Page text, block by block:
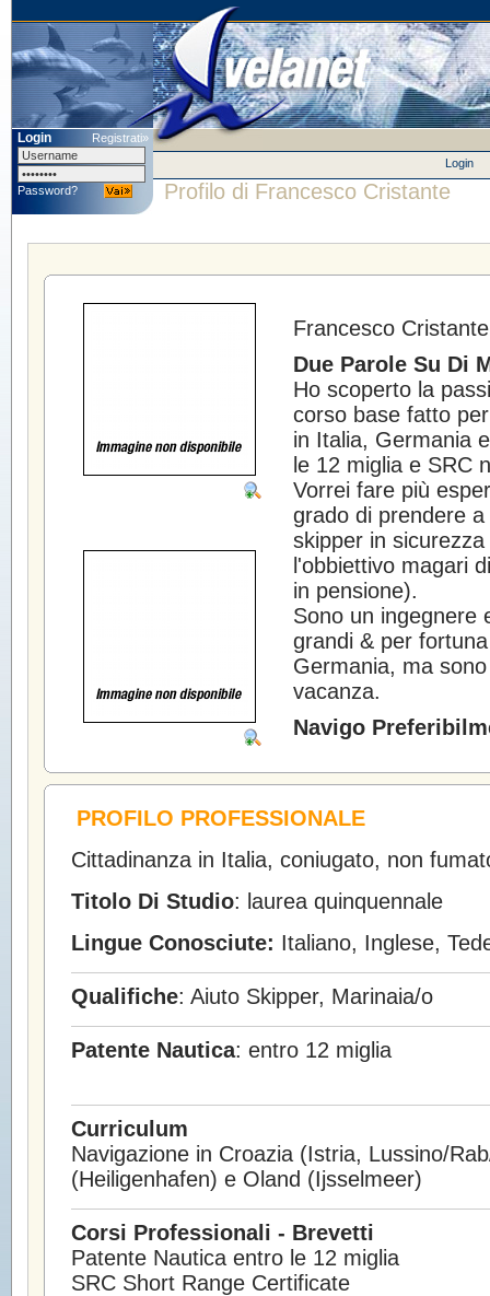
Login Registrati»
Password?
Login
Profilo di Francesco Cristante
Francesco
Due Parole Su Di
Ho scoperto la
corso base fatto
in Italia, Germania
le 12 miglia e SRC
Vorrei fare più
grado di prendere
skipper in
l'obbiettivo magari
in pensione).
Sono un ingegnere
grandi & per
Germania, ma
vacanza.
Navigo
PROFILO PROFESSIONALE
Cittadinanza in Italia, coniugato, non
Titolo Di Studio: laurea quinquennale
Lingue Conosciute: Italiano, Inglese,
Qualifiche: Aiuto Skipper, Marinaia/o
Patente Nautica: entro 12 miglia
Curriculum
Navigazione in Croazia (Istria, Lussino/
(Heiligenhafen) e Oland (Ijsselmeer)
Corsi Professionali - Brevetti
Patente Nautica entro le 12 miglia
SRC Short Range Certificate